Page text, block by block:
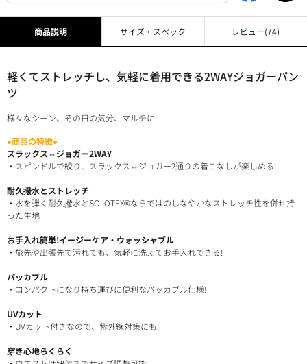
商品説明
軽くてストレッチし、気軽に着用できる2WAYジョガーパン
ツ
様々なシーン、その日の気分、マルチに!
●商品の特徴●
スラックス⇔ジョガー2WAY
・スピンドルで絞り、スラックス⇔ジョガー2通りの着こなしが楽しめる!
耐久撥水とストレッチ
・水を弾く耐久撥水とSOLOTEX®ならではのしなやかなストレッチ性を併せ持
った生地
お手入れ簡単!イージーケア・ウォッシャブル
・旅先や出張先で汚れても、気軽に洗えてお手入れできる!
パッカブル
・コンパクトになり持ち運びに便利なパッカブル仕様!
UVカット
・UVカット付きなので、紫外線対策にも!
穿き心地らくらく
サイズ・スペック レビュー(74)